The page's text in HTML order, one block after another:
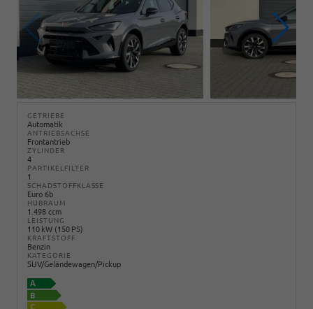
GETRIEBE
Automatik
ANTRIEBSACHSE
Frontantrieb
ZYLINDER
4
PARTIKELFILTER
1
SCHADSTOFFKLASSE
Euro 6b
HUBRAUM
1.498 ccm
LEISTUNG
110 kW (150 PS)
KRAFTSTOFF
Benzin
KATEGORIE
SUV/Geländewagen/Pickup